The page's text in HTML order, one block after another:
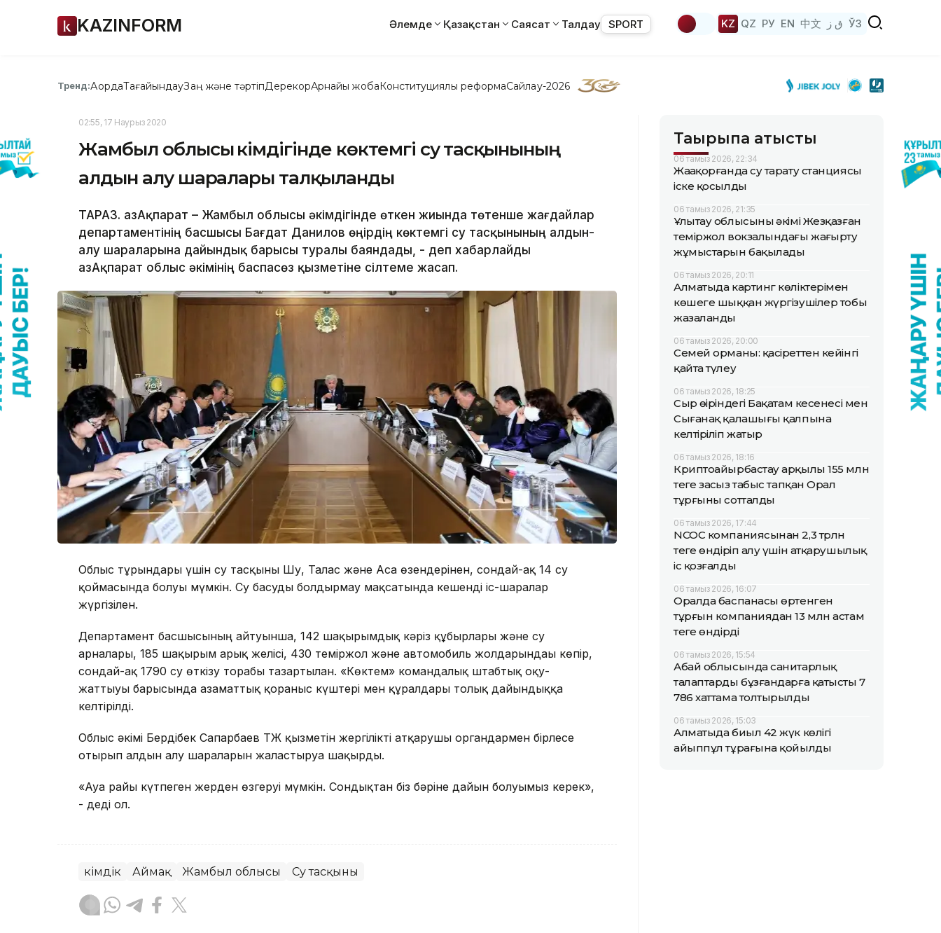
KAZINFORM Әлемде Қазақстан Саясат Талдау SPORT KZ QZ РУ EN 中文 ق ز ЎЗ
Тренд:АқордаТағайындауЗаң және тәртіпДерекқорАрнайы жобаКонституциялық реформаСайлау-2026
02:55, 17 Наурыз 2020
Жамбыл облысы әкімдігінде көктемгі су тасқынының
алдын алу шаралары талқыланды
ТАРАЗ. ҚазАқпарат – Жамбыл облысы әкімдігінде өткен жиында төтенше жағдайлар
департаментінің басшысы Бағдат Данилов өңірдің көктемгі су тасқынының алдын-
алу шараларына дайындық барысы туралы баяндады, - деп хабарлайды
ҚазАқпарат облыс әкімінің баспасөз қызметіне сілтеме жасап.
Облыс тұрғындары үшін су тасқыны Шу, Талас және Аса өзендерінен, сондай-ақ 14 су
қоймасында болуы мүмкін. Су басуды болдырмау мақсатында кешенді іс-шаралар
жүргізілен.
Департамент басшысының айтуынша, 142 шақырымдық кәріз құбырлары және су
арналары, 185 шақырым арық желісі, 430 теміржол және автомобиль жолдарындағы көпір,
сондай-ақ 1790 су өткізу торабы тазартылған. «Көктем» командалық штабтық оқу-
жаттығуы барысында азаматтық қорғаныс күштері мен құралдары толық дайындыққа
келтірілді.
Облыс әкімі Бердібек Сапарбаев ТЖ қызметін жергілікті атқарушы органдармен бірлесе
отырып алдын алу шараларын жалғастыруға шақырды.
«Ауа райы күтпеген жерден өзгеруі мүмкін. Сондықтан біз бәріне дайын болуымыз керек»,
- деді ол.
Әкімдік Аймақ Жамбыл облысы Су тасқыны
Тақырыпқа қатысты
06 тамыз 2026, 22:34
Жаңақорғанда су тарату станциясы
іске қосылды
06 тамыз 2026, 21:35
Ұлытау облысының әкімі Жезқазған
теміржол вокзалындағы жаңғырту
жұмыстарын бақылады
06 тамыз 2026, 20:11
Алматыда картинг көліктерімен
көшеге шыққан жүргізушілер тобы
жазаланды
06 тамыз 2026, 20:00
Семей орманы: қасіреттен кейінгі
қайта түлеу
06 тамыз 2026, 18:25
Сыр өңіріндегі Бақатам кесенесі мен
Сығанақ қалашығы қалпына
келтіріліп жатыр
06 тамыз 2026, 18:16
Криптоайырбастау арқылы 155 млн
теңге заңсыз табыс тапқан Орал
тұрғыны сотталды
06 тамыз 2026, 17:44
NCOC компаниясынан 2,3 трлн
теңге өндіріп алу үшін атқарушылық
іс қозғалды
06 тамыз 2026, 16:07
Оралда баспанасы өртенген
тұрғын компаниядан 13 млн астам
теңге өндірді
06 тамыз 2026, 15:54
Абай облысында санитарлық
талаптарды бұзғандарға қатысты 7
786 хаттама толтырылды
06 тамыз 2026, 15:03
Алматыда биыл 42 жүк көлігі
айыппұл тұрағына қойылды